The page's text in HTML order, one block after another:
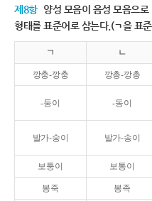
제8항 양성 모음이 음성 모음으
형태를 표준어로 삼는다.(ㄱ을 표
ㄱ ㄴ
깡충-깡충 깡총-깡총
-둥이 -동이
발가-숭이 발가-송이
보퉁이 보통이
봉죽 봉족